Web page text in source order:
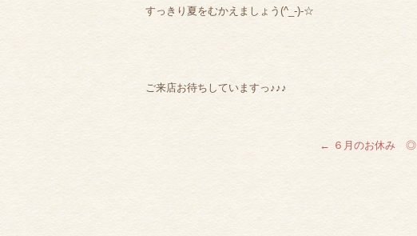
すっきり夏をむかえましょう(^_-)-☆
ご来店お待ちしていますっ♪♪♪
← ６月のお休み ◎